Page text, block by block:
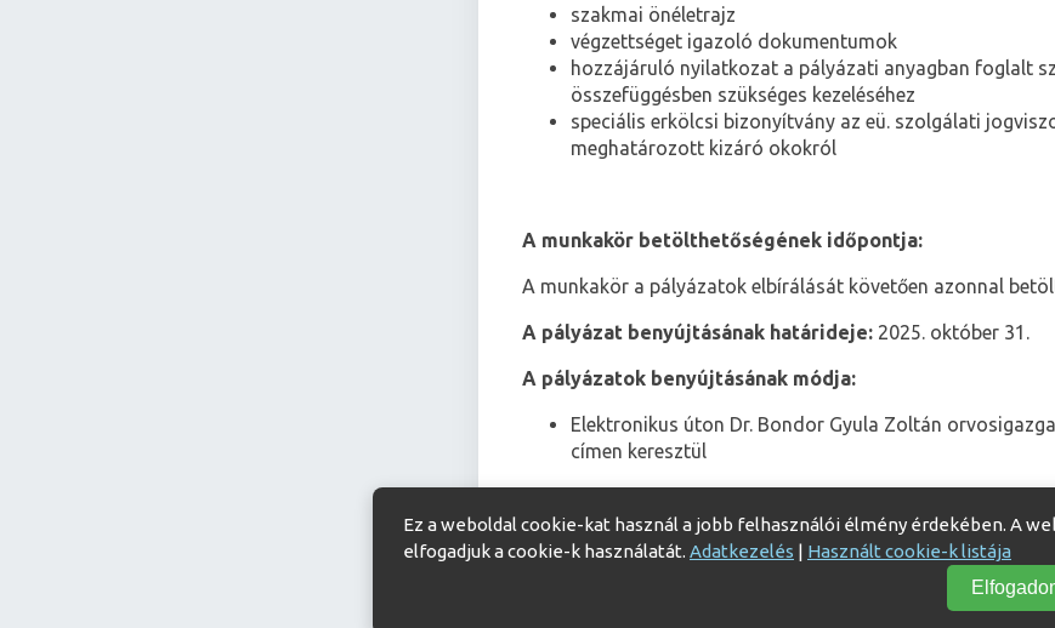
szakmai önéletrajz
végzettséget igazoló dokumentumok
hozzájáruló nyilatkozat a pályázati anyagban foglalt
összefüggésben szükséges kezeléséhez
speciális erkölcsi bizonyítvány az eü. szolgálati
meghatározott kizáró okokról
A munkakör betölthetőségének időpontja:
A munkakör a pályázatok elbírálását követően azonnal
A pályázat benyújtásának határideje: 2025. október 31.
A pályázatok benyújtásának módja:
Elektronikus úton Dr. Bondor Gyula Zoltán
címen keresztül
Ez a weboldal cookie-kat használ a jobb felhasználói élmény érdekében. A
elfogadjuk a cookie-k használatát. Adatkezelés | Használt cookie-k listája